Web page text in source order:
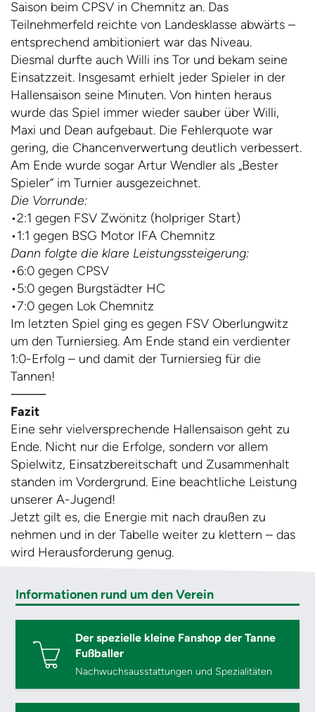
Saison beim CPSV in Chemnitz an. Das
Teilnehmerfeld reichte von Landesklasse abwärts –
entsprechend ambitioniert war das Niveau.
Diesmal durfte auch Willi ins Tor und bekam seine
Einsatzzeit. Insgesamt erhielt jeder Spieler in der
Hallensaison seine Minuten. Von hinten heraus
wurde das Spiel immer wieder sauber über Willi,
Maxi und Dean aufgebaut. Die Fehlerquote war
gering, die Chancenverwertung deutlich verbessert.
Am Ende wurde sogar Artur Wendler als „Bester
Spieler“ im Turnier ausgezeichnet.
Die Vorrunde:
•2:1 gegen FSV Zwönitz (holpriger Start)
•1:1 gegen BSG Motor IFA Chemnitz
Dann folgte die klare Leistungssteigerung:
•6:0 gegen CPSV
•5:0 gegen Burgstädter HC
•7:0 gegen Lok Chemnitz
Im letzten Spiel ging es gegen FSV Oberlungwitz
um den Turniersieg. Am Ende stand ein verdienter
1:0-Erfolg – und damit der Turniersieg für die
Tannen!
⸻
Fazit
Eine sehr vielversprechende Hallensaison geht zu
Ende. Nicht nur die Erfolge, sondern vor allem
Spielwitz, Einsatzbereitschaft und Zusammenhalt
standen im Vordergrund. Eine beachtliche Leistung
unserer A-Jugend!
Jetzt gilt es, die Energie mit nach draußen zu
nehmen und in der Tabelle weiter zu klettern – das
wird Herausforderung genug.
Informationen rund um den Verein
Der spezielle kleine Fanshop der Tanne
Fußballer
Nachwuchsausstattungen und Spezialitäten